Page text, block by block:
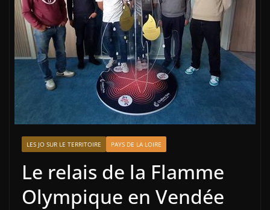
LES JO SUR LE TERRITOIRE PAYS DE LA LOIRE
Le relais de la Flamme
Olympique en Vendée